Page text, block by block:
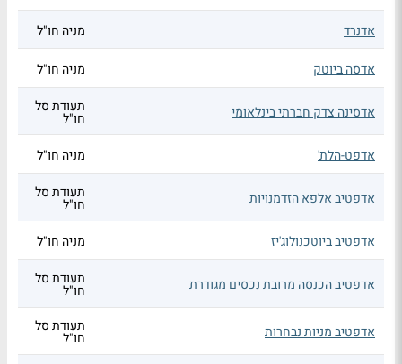
אדנרד מניה חו"ל
אדסה ביוטק מניה חו"ל
אדסינה צדק חברתי בינלאומי תעודת סל
חו"ל
אדפט-הלת'
מניה חו"ל
אדפטיב אלפא הזדמנויות תעודת סל
חו"ל
אדפטיב ביוטכנולוג'יז
מניה חו"ל
אדפטיב הכנסה מרובת נכסים מגודרת תעודת סל
חו"ל
אדפטיב מניות נבחרות תעודת סל
חו"ל